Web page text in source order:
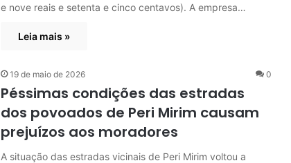
e nove reais e setenta e cinco centavos). A empresa…
Leia mais »
19 de maio de 2026 0
Péssimas condições das estradas
dos povoados de Peri Mirim causam
prejuízos aos moradores
A situação das estradas vicinais de Peri Mirim voltou a